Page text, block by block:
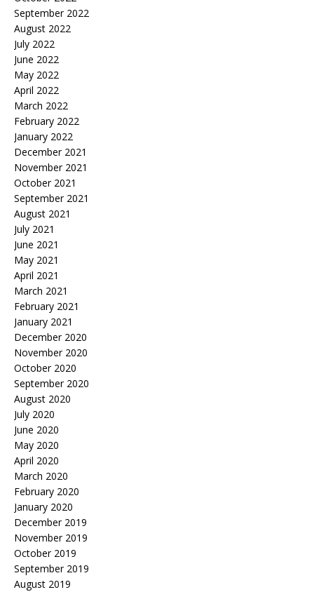
September 2022
August 2022
July 2022
June 2022
May 2022
April 2022
March 2022
February 2022
January 2022
December 2021
November 2021
October 2021
September 2021
August 2021
July 2021
June 2021
May 2021
April 2021
March 2021
February 2021
January 2021
December 2020
November 2020
October 2020
September 2020
August 2020
July 2020
June 2020
May 2020
April 2020
March 2020
February 2020
January 2020
December 2019
November 2019
October 2019
September 2019
August 2019